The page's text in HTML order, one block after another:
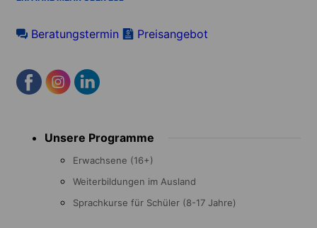
Beratungstermin Preisangebot
menu Unsere Programme
Erwachsene (16+)
Weiterbildungen im Ausland
Sprachkurse für Schüler (8-17 Jahre)